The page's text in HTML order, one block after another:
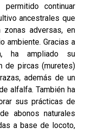
continuar
ancestrales que
zonas adversas, en
ambiente. Gracias a
ha ampliado su
de pircas (muretes)
además de un
alfalfa. También ha
sus prácticas de
abonos naturales
a base de locoto,